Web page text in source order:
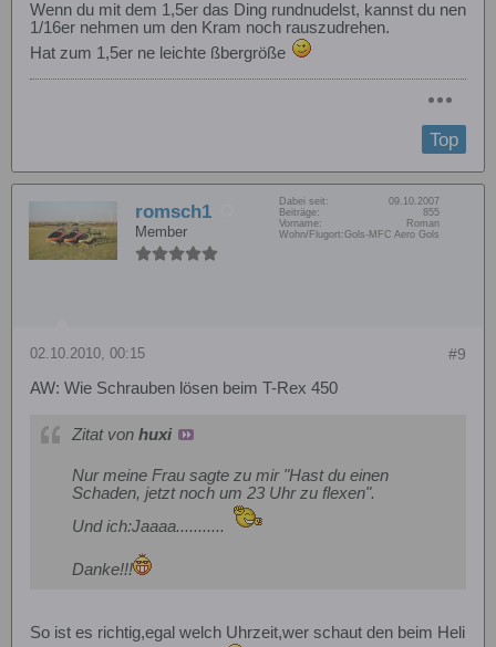
Wenn du mit dem 1,5er das Ding rundnudelst, kannst du nen
1/16er nehmen um den Kram noch rauszudrehen.
Hat zum 1,5er ne leichte ßbergröße
Top
romsch1
Member
Dabei seit:
09.10.2007
Beiträge:
855
Vorname:
Roman
Wohn/Flugort:Gols-MFC Aero Gols
#9
02.10.2010, 00:15
AW: Wie Schrauben lösen beim T-Rex 450
Zitat von huxi
Nur meine Frau sagte zu mir "Hast du einen
Schaden, jetzt noch um 23 Uhr zu flexen".
Und ich:Jaaaa...........
Danke!!!
So ist es richtig,egal welch Uhrzeit,wer schaut den beim Heli